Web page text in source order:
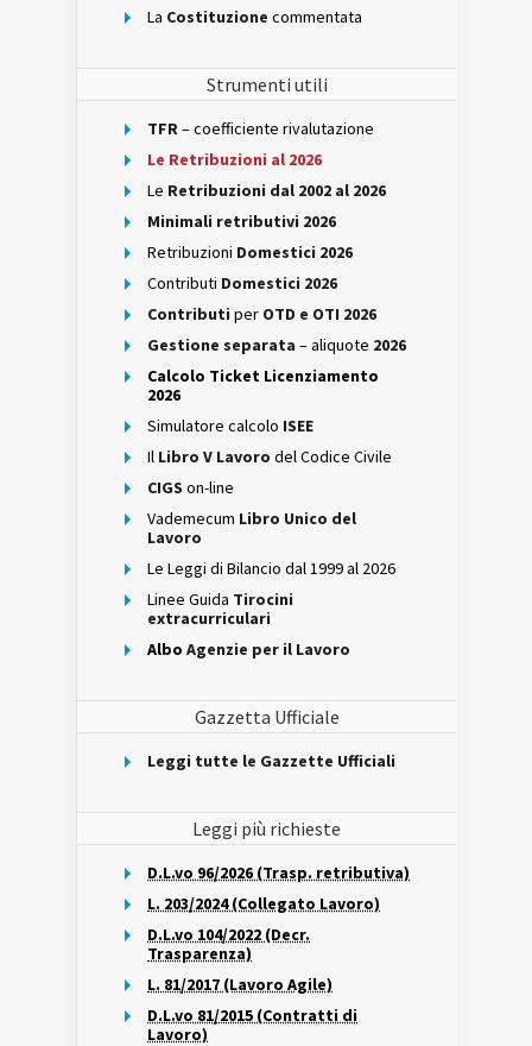
La Costituzione commentata
Strumenti utili
TFR– coefficiente rivalutazione
Le Retribuzioni al 2026
Le Retribuzioni dal 2002 al 2026
Minimali retributivi 2026
Retribuzioni Domestici 2026
Contributi Domestici 2026
Contributi per OTD e OTI 2026
Gestione separata – aliquote 2026
Calcolo Ticket Licenziamento
2026
Simulatore calcolo ISEE
Il Libro V Lavoro del Codice Civile
CIGS on-line
Vademecum Libro Unico del
Lavoro
Le Leggi di Bilancio dal 1999 al 2026
Linee Guida Tirocini
extracurriculari
Albo Agenzie per il Lavoro
Gazzetta Ufficiale
Leggi tutte le Gazzette Ufficiali
Leggi più richieste
D.L.vo 96/2026 (Trasp. retributiva)
L. 203/2024 (Collegato Lavoro)
D.L.vo 104/2022 (Decr.
Trasparenza)
L. 81/2017 (Lavoro Agile)
D.L.vo 81/2015 (Contratti di
Lavoro)